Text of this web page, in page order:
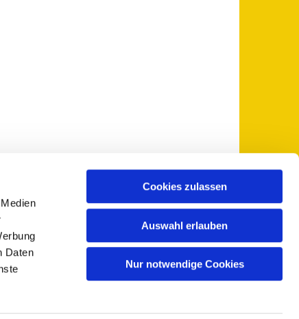
Daten
Cookies zulassen
Auswahl erlauben
Nur notwendige Cookies
0
pfarramt@sankt-otto.de